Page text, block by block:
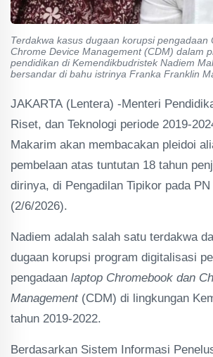
Terdakwa kasus dugaan korupsi pengadaan
Chrome Device Management (CDM) dalam
pendidikan di Kemendikbudristek Nadiem
bersandar di bahu istrinya Franka Franklin
JAKARTA (Lentera) -Menteri
Riset, dan Teknologi periode 2019-
Makarim akan membacakan pleidoi
pembelaan atas tuntutan 18 tahun
dirinya, di Pengadilan Tipikor pada
(2/6/2026).
Nadiem adalah salah satu terdakwa
dugaan korupsi program digitalisasi
pengadaan laptop Chromebook dan
Management (CDM) di lingkungan
tahun 2019-2022.
Berdasarkan Sistem Informasi